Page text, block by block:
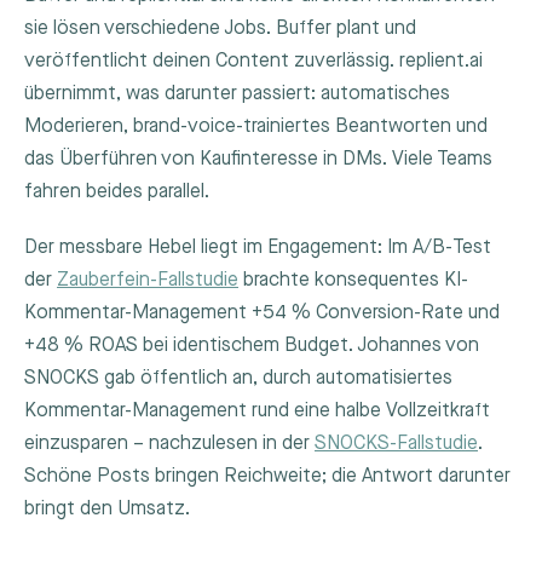
sie lösen verschiedene Jobs. Buffer plant und
veröffentlicht deinen Content zuverlässig. replient.ai
übernimmt, was darunter passiert: automatisches
Moderieren, brand-voice-trainiertes Beantworten und
das Überführen von Kaufinteresse in DMs. Viele Teams
fahren beides parallel.
Der messbare Hebel liegt im Engagement: Im A/B-Test
der Zauberfein-Fallstudie brachte konsequentes KI-
Kommentar-Management +54 % Conversion-Rate und
+48 % ROAS bei identischem Budget. Johannes von
SNOCKS gab öffentlich an, durch automatisiertes
Kommentar-Management rund eine halbe Vollzeitkraft
einzusparen – nachzulesen in der SNOCKS-Fallstudie.
Schöne Posts bringen Reichweite; die Antwort darunter
bringt den Umsatz.